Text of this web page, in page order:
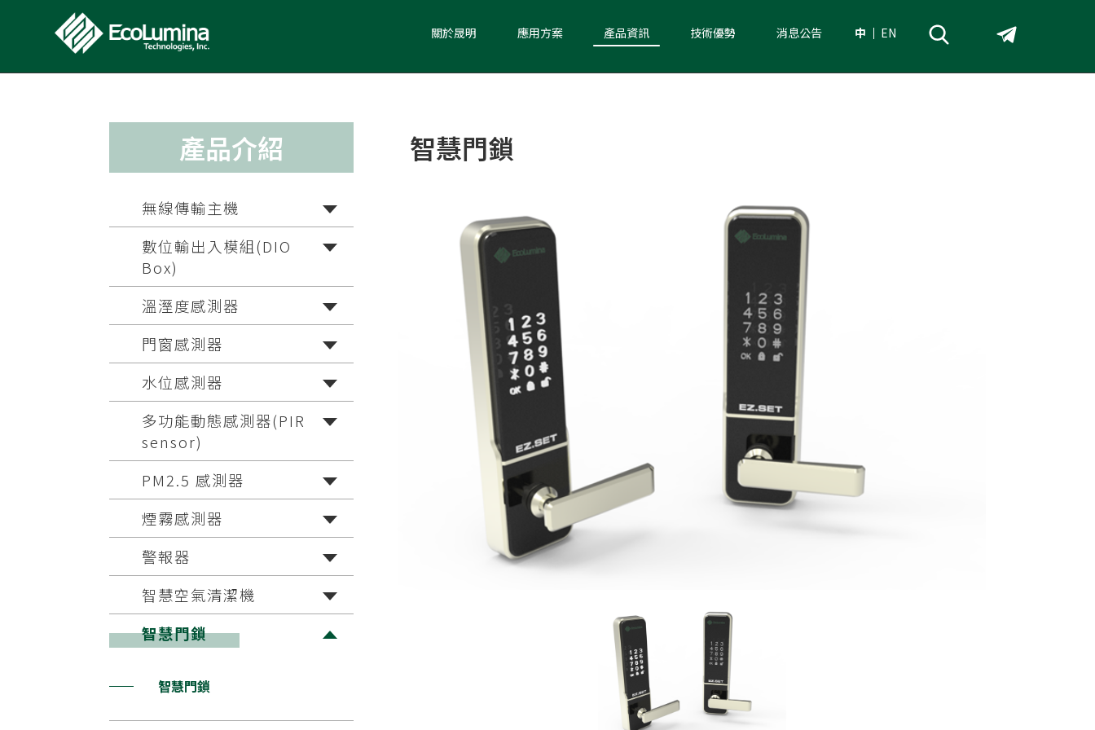
關於晟明 應用方案 產品資訊 技術優勢 消息公告 中 EN
產品介紹
無線傳輸主機
數位輸出入模組(DIO
Box)
溫溼度感測器
門窗感測器
水位感測器
多功能動態感測器(PIR
sensor)
PM2.5 感測器
煙霧感測器
警報器
智慧空氣清潔機
智慧門鎖
智慧門鎖
智慧門鎖